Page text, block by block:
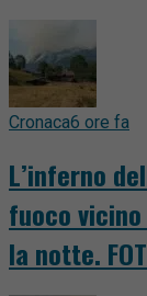
Cronaca6 ore fa
L’inferno
fuoco
la notte.